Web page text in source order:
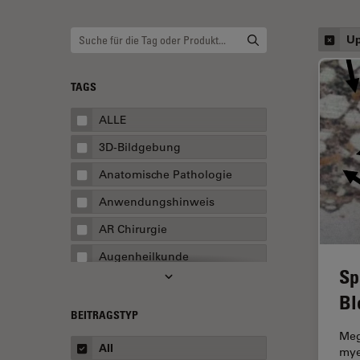
TAGS
ALLE
3D-Bildgebung
Anatomische Pathologie
Anwendungshinweis
AR Chirurgie
Augenheilkunde
Augmented Reality
Ausbildung
BEITRAGSTYP
All